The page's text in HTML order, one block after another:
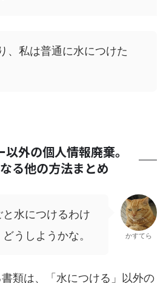
、私は普通に水につけた
外の個人情報廃棄。
る他の方法まとめ
水につけるわけ
うしようかな。
かすてら
類は、「水につける」以外の